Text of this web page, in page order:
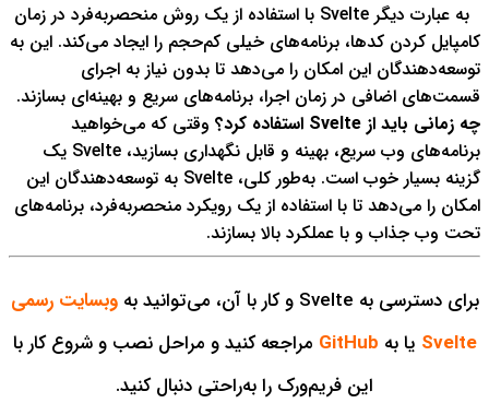
به عبارت دیگر Svelte با استفاده از یک روش منحصربه‌فرد در زمان
کامپایل کردن کدها، برنامه‌های خیلی کم‌حجم را ایجاد می‌کند. این به
توسعه‌دهندگان این امکان را می‌دهد تا بدون نیاز به اجرای
قسمت‌های اضافی در زمان اجرا، برنامه‌های سریع و بهینه‌ای بسازند.
چه زمانی باید از Svelte استفاده کرد؟
وقتی که می‌خواهید
برنامه‌های وب سریع، بهینه و قابل نگهداری بسازید، Svelte یک
گزینه بسیار خوب است. به‌طور کلی، Svelte به توسعه‌دهندگان این
امکان را می‌دهد تا با استفاده از یک رویکرد منحصربه‌فرد، برنامه‌های
تحت وب جذاب و با عملکرد بالا بسازند.
برای دسترسی به Svelte و کار با آن، می‌توانید به
وبسایت رسمی
Svelte یا به GitHub مراجعه کنید و مراحل نصب و شروع کار با
این فریم‌ورک را به‌راحتی دنبال کنید.